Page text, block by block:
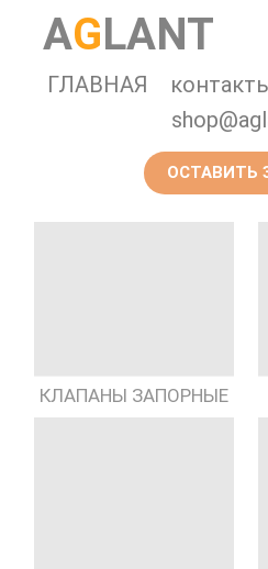
AGLANT
ГЛАВНАЯ
ОСТАВИТЬ
ГИДРАНТЫ
КЛАПАНЫ ЗАПОРНЫЕ